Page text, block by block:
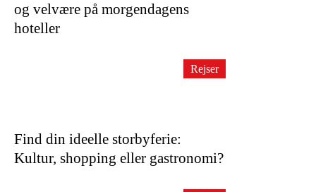
og velvære på morgendagens
hoteller
Find din ideelle storbyferie:
Kultur, shopping eller gastronomi?
Rejser